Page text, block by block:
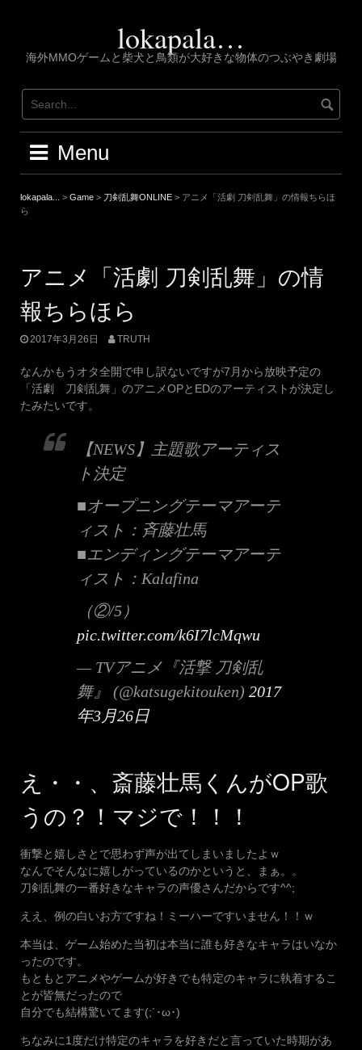
lokapala…
海外MMOゲームと柴犬と鳥類が大好きな物体のつぶやき劇場
Menu
lokapala... > Game > 刀剣乱舞ONLINE > アニメ「活劇 刀剣乱舞」の情報ちらほ
ら
アニメ「活劇 刀剣乱舞」の情
報ちらほら
2017年3月26日 TRUTH
なんかもうオタ全開で申し訳ないですが7月から放映予定の
「活劇 刀剣乱舞」のアニメOPとEDのアーティストが決定し
たみたいです。
【NEWS】主題歌アーティス
ト決定
■オープニングテーマアーテ
ィスト：斉藤壮馬
■エンディングテーマアーテ
ィスト：Kalafina
（②/5）
pic.twitter.com/k6I7lcMqwu
— TVアニメ『活撃 刀剣乱
舞』 (@katsugekitouken) 2017
年3月26日
え・・、斎藤壮馬くんがOP歌
うの？！マジで！！！
衝撃と嬉しさとで思わず声が出てしまいましたよｗ
なんでそんなに嬉しがっているのかというと、まぁ。。
刀剣乱舞の一番好きなキャラの声優さんだからです^^;
ええ、例の白いお方ですね！ミーハーですいません！！ｗ
本当は、ゲーム始めた当初は本当に誰も好きなキャラはいなか
ったのです。
もともとアニメやゲームが好きでも特定のキャラに執着するこ
とが皆無だったので
自分でも結構驚いてます(;´･ω･)
ちなみに1度だけ特定のキャラを好きだと言っていた時期があ